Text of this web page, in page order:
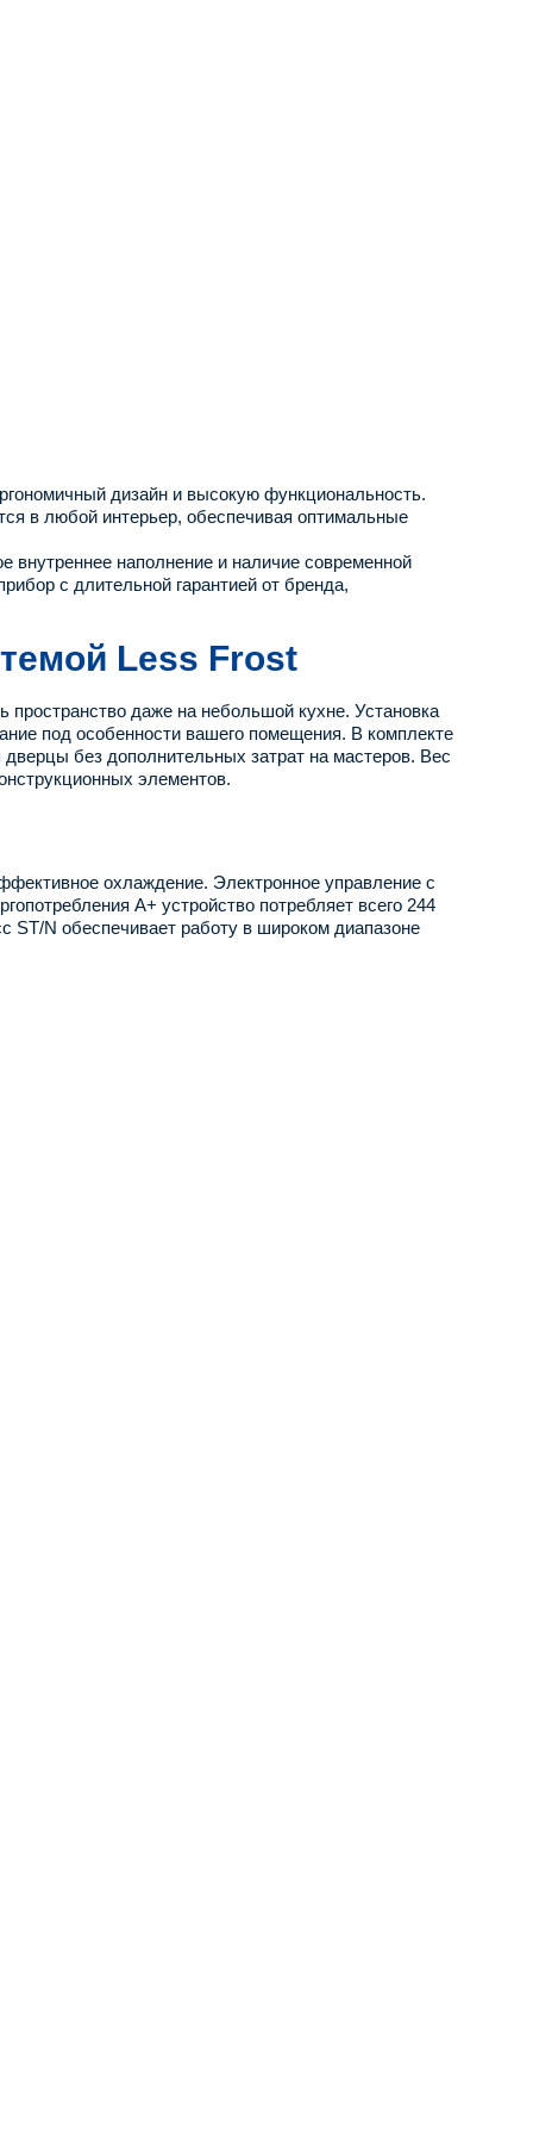
дизайн и высокую функциональность.
в любой интерьер, обеспечивая оптимальные
внутреннее наполнение и наличие современной
с длительной гарантией от бренда,
Less Frost
пространство даже на небольшой кухне. Установка
под особенности вашего помещения. В комплекте
без дополнительных затрат на мастеров. Вес
элементов.
охлаждение. Электронное управление с
А+ устройство потребляет всего 244
ST/N обеспечивает работу в широком диапазоне